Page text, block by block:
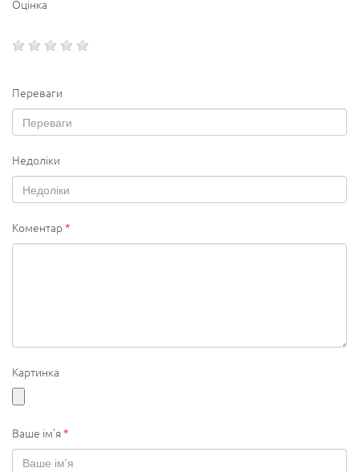
Оцінка
Переваги
Недоліки
Коментар*
Картинка
Ваше ім'я*